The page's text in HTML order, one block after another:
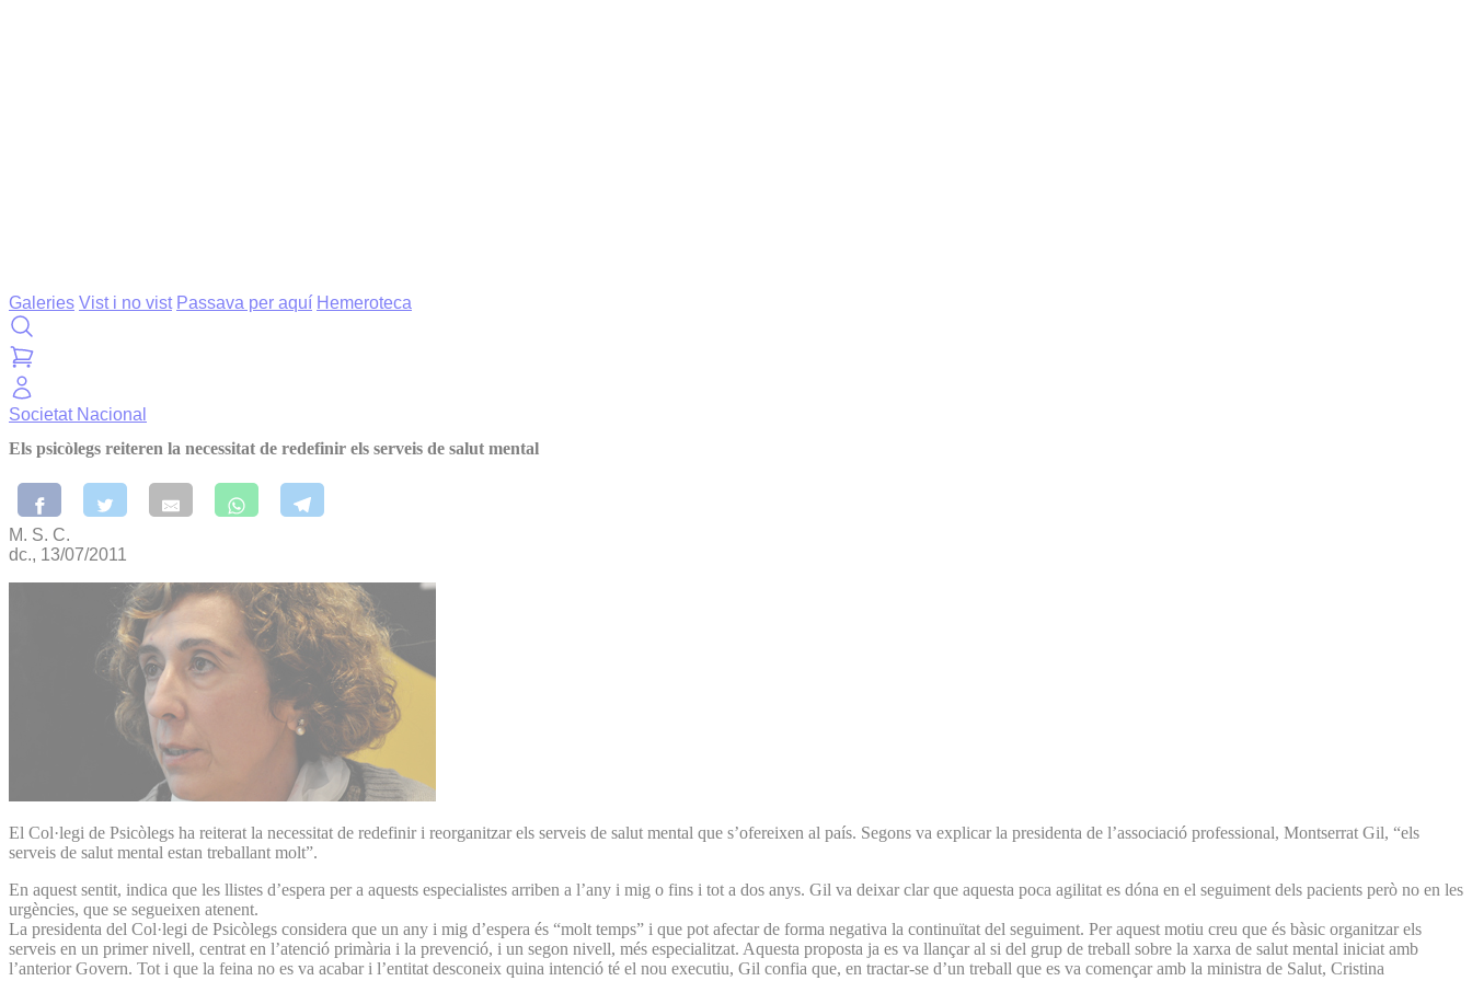
Galeries Vist i no vist Passava per aquí Hemeroteca
Societat Nacional
Els psicòlegs reiteren la necessitat de redefinir els serveis de salut mental
M. S. C.
dc., 13/07/2011
El Col·legi de Psicòlegs ha reiterat la necessitat de redefinir i reorganitzar els serveis de salut mental que s’ofereixen al país. Segons va explicar la presidenta de l’associació professional, Montserrat Gil, “els
serveis de salut mental estan treballant molt”.
En aquest sentit, indica que les llistes d’espera per a aquests especialistes arriben a l’any i mig o fins i tot a dos anys. Gil va deixar clar que aquesta poca agilitat es dóna en el seguiment dels pacients però no en les
urgències, que se segueixen atenent.
La presidenta del Col·legi de Psicòlegs considera que un any i mig d’espera és “molt temps” i que pot afectar de forma negativa la continuïtat del seguiment. Per aquest motiu creu que és bàsic organitzar els
serveis en un primer nivell, centrat en l’atenció primària i la prevenció, i un segon nivell, més especialitzat. Aquesta proposta ja es va llançar al si del grup de treball sobre la xarxa de salut mental iniciat amb
l’anterior Govern. Tot i que la feina no es va acabar i l’entitat desconeix quina intenció té el nou executiu, Gil confia que, en tractar-se d’un treball que es va començar amb la ministra de Salut, Cristina